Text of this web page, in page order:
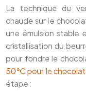
La technique du
chaude sur le
une émulsion stable
cristallisation du
pour fondre le
50°C pour le
étape :